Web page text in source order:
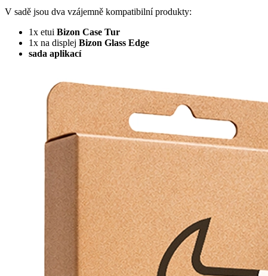
V sadě jsou dva vzájemně kompatibilní produkty:
1x etui Bizon Case Tur
1x na displej Bizon Glass Edge
sada aplikací